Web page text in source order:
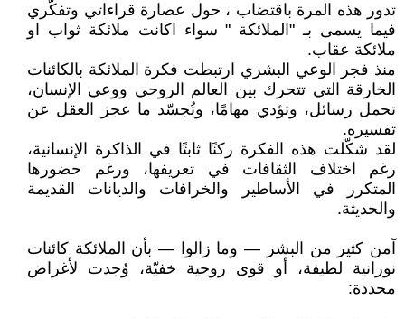
تدور هذه المرة باقتضاب ، حول عصارة قراءاتي وتفكّري
فيما يسمى بـ "الملائكة " سواء اكانت ملائكة ثواب او
ملائكة عقاب.
منذ فجر الوعي البشري ارتبطت فكرة الملائكة بالكائنات
الخارقة التي تتحرك بين العالم الروحي ووعي الإنسان،
تحمل رسائل، وتؤدي مهامًا، وتُجسّد ما عجز العقل عن
تفسيره.
لقد شكّلت هذه الفكرة ركنًا ثابتًا في الذاكرة الإنسانية،
رغم اختلاف الثقافات في تعريفها، ورغم حضورها
المتكرر في الأساطير والخرافات والديانات القديمة
والحديثة.
آمن كثير من البشر — وما زالوا — بأن الملائكة كائنات
نورانية لطيفة، أو قوى روحية خفيّة، وُجدت لأغراض
محددة: